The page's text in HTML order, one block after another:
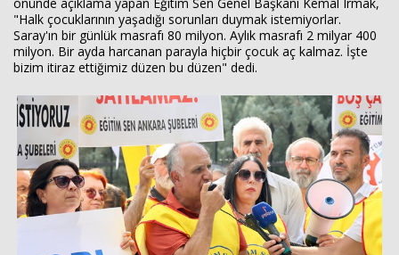
"Halk çocuklarının yaşadığı sorunları duymak istemiyorlar.
Saray'ın bir günlük masrafı 80 milyon. Aylık masrafı 2 milyar 400
milyon. Bir ayda harcanan parayla hiçbir çocuk aç kalmaz. İşte
bizim itiraz ettiğimiz düzen bu düzen" dedi.